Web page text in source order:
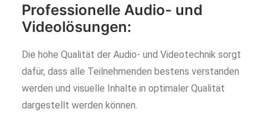
Professionelle Audio- und
Videolösungen:
Die hohe Qualität der Audio- und Videotechnik sorgt
dafür, dass alle Teilnehmenden bestens verstanden
werden und visuelle Inhalte in optimaler Qualität
dargestellt werden können.